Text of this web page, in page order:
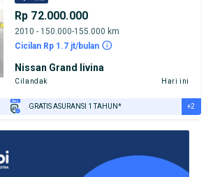
Rp 72.000.000
2010 - 150.000-155.000 km
Cicilan Rp 1.7 jt/bulan
Nissan Grand livina
Cilandak Hari ini
GRATIS ASURANSI 1 TAHUN* +2